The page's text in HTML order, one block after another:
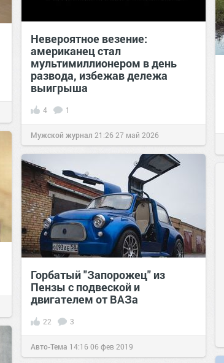
Невероятное везение:
американец стал
мультимиллионером в день
развода, избежав дележа
выигрыша
4 1
Мужской журнал 21:26 27 май 2026
Горбатый "Запорожец" из
Пензы с подвеской и
двигателем от ВАЗа
22 3
Авто-Тема 14:1606 фев 2019